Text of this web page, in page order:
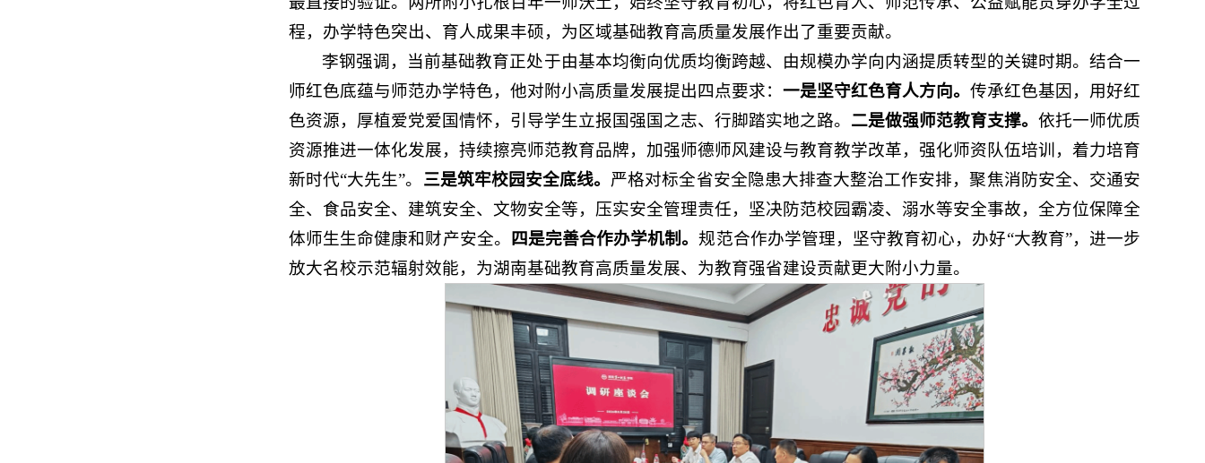
程，办学特色突出、育人成果丰硕，为区域基础教育高质量发展作出了重要贡献。
李钢强调，当前基础教育正处于由基本均衡向优质均衡跨越、由规模办学向内涵提质转型的关键时期。结合一
师红色底蕴与师范办学特色，他对附小高质量发展提出四点要求： 一是坚守红色育人方向。 传承红色基因，用好红
色资源，厚植爱党爱国情怀，引导学生立报国强国之志、行脚踏实地之路。 二是做强师范教育支撑。 依托一师优质
资源推进一体化发展，持续擦亮师范教育品牌，加强师德师风建设与教育教学改革，强化师资队伍培训，着力培育
新时代“大先生”。 三是筑牢校园安全底线。 严格对标全省安全隐患大排查大整治工作安排，聚焦消防安全、交通安
全、食品安全、建筑安全、文物安全等，压实安全管理责任，坚决防范校园霸凌、溺水等安全事故，全方位保障全
体师生生命健康和财产安全。
四是完善合作办学机制。规范合作办学管理，坚守教育初心，办好“大教育”，进一步
放大名校示范辐射效能，为湖南基础教育高质量发展、为教育强省建设贡献更大附小力量。